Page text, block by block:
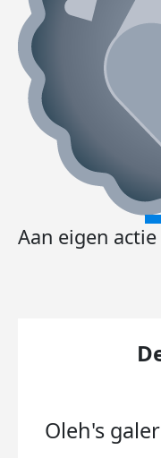
Aan eigen
Oleh's